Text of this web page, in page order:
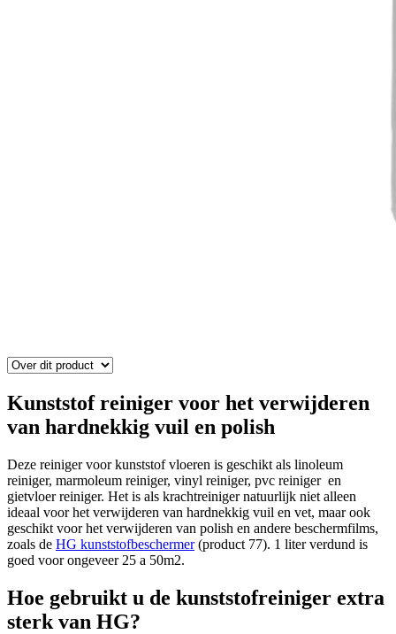
Kunststof reiniger voor het verwijderen
van hardnekkig vuil en polish
Deze reiniger voor kunststof vloeren is geschikt als linoleum
reiniger, marmoleum reiniger, vinyl reiniger, pvc reiniger en
gietvloer reiniger. Het is als krachtreiniger natuurlijk niet alleen
ideaal voor het verwijderen van hardnekkig vuil en vet, maar ook
geschikt voor het verwijderen van polish en andere beschermfilms,
zoals de HG kunststofbeschermer(product 77). 1 liter verdund is
goed voor ongeveer 25 a 50m2.
Hoe gebruikt u de kunststofreiniger extra
sterk van HG?